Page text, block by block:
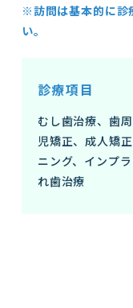
※訪問は基本的に診
い。
診療項目
むし歯治療、歯
児矯正、成人矯
ニング、インプ
れ歯治療